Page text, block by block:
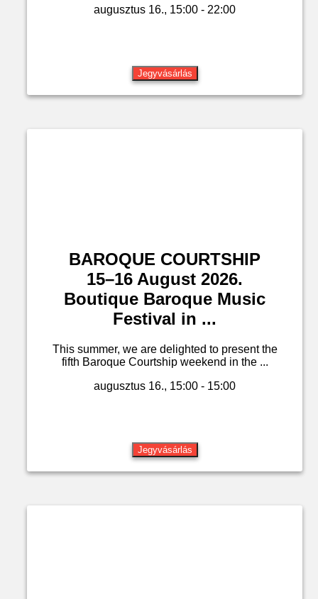
augusztus 16., 15:00 - 22:00
Jegyvásárlás
BAROQUE COURTSHIP
15–16 August 2026.
Boutique Baroque Music
Festival in ...
This summer, we are delighted to present the
fifth Baroque Courtship weekend in the ...
augusztus 16., 15:00 - 15:00
Jegyvásárlás